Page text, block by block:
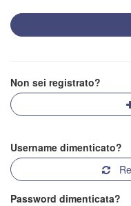
Non sei registrato?
Username dimenticato?
Password dimenticata?